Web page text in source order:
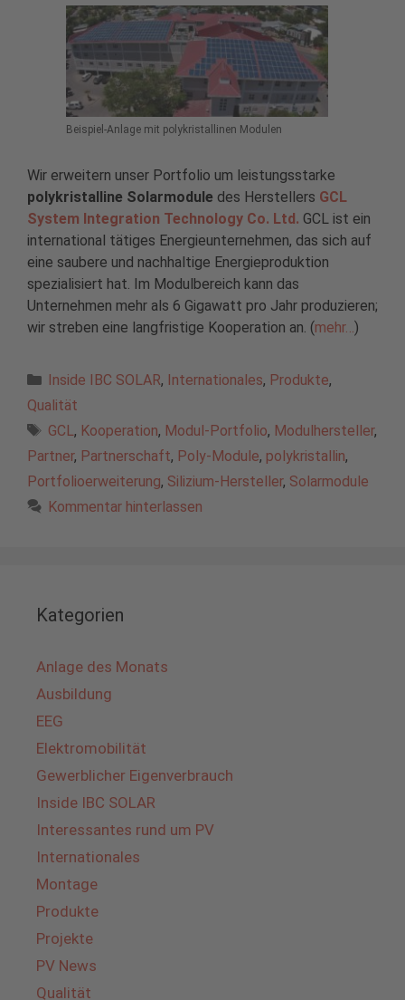
Beispiel-Anlage mit polykristallinen Modulen
Wir erweitern unser Portfolio um leistungsstarke
polykristalline Solarmodule des Herstellers GCL
System Integration Technology Co. Ltd. GCL ist ein
international tätiges Energieunternehmen, das sich auf
eine saubere und nachhaltige Energieproduktion
spezialisiert hat. Im Modulbereich kann das
Unternehmen mehr als 6 Gigawatt pro Jahr produzieren;
wir streben eine langfristige Kooperation an. (mehr…)
Kategorien
Inside IBC SOLAR, Internationales, Produkte,
Qualität
Schlagwörter
GCL, Kooperation, Modul-Portfolio, Modulhersteller,
Partner, Partnerschaft, Poly-Module, polykristallin,
Portfolioerweiterung, Silizium-Hersteller, Solarmodule
Kommentar hinterlassen
Kategorien
Anlage des Monats
Ausbildung
EEG
Elektromobilität
Gewerblicher Eigenverbrauch
Inside IBC SOLAR
Interessantes rund um PV
Internationales
Montage
Produkte
Projekte
PV News
Qualität